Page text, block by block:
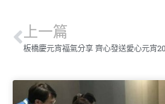
上一篇
板橋慶元宵福氣分享 齊心發送愛心元宵